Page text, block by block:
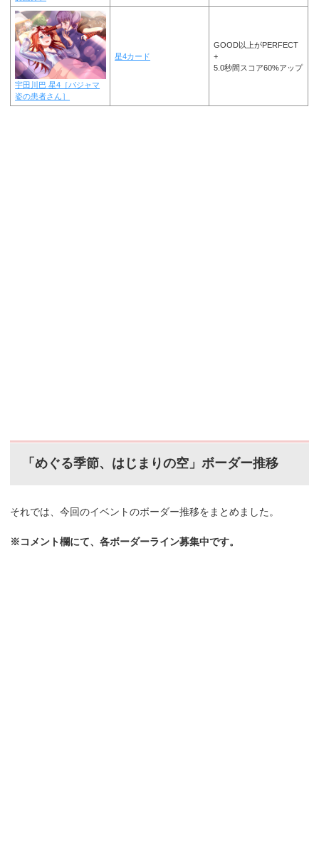
宇田川巴 星4［パジャマ
姿の患者さん］
星4カード
GOOD以上がPERFECT
+
5.0秒間スコア60%アップ
「めぐる季節、はじまりの空」ボーダー推移
それでは、今回のイベントのボーダー推移をまとめました。
※コメント欄にて、各ボーダーライン募集中です。